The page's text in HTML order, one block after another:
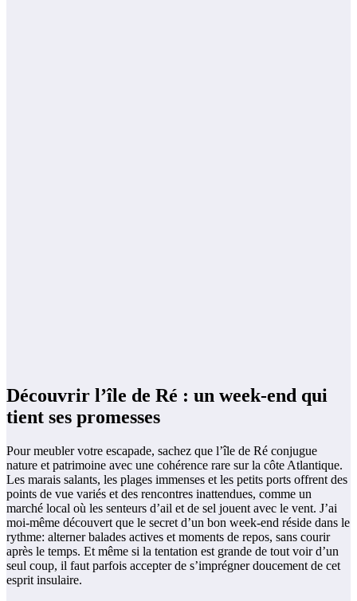
Découvrir l’île de Ré : un week-end qui
tient ses promesses
Pour meubler votre escapade, sachez que l’île de Ré conjugue
nature et patrimoine avec une cohérence rare sur la côte Atlantique.
Les marais salants, les plages immenses et les petits ports offrent des
points de vue variés et des rencontres inattendues, comme un
marché local où les senteurs d’ail et de sel jouent avec le vent. J’ai
moi-même découvert que le secret d’un bon week-end réside dans le
rythme: alterner balades actives et moments de repos, sans courir
après le temps. Et même si la tentation est grande de tout voir d’un
seul coup, il faut parfois accepter de s’imprégner doucement de cet
esprit insulaire.